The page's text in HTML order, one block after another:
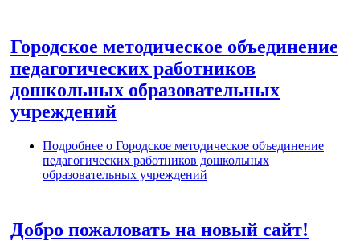
Городское методическое объединение
педагогических работников
дошкольных образовательных
учреждений
Подробнее о Городское методическое объединение
педагогических работников дошкольных
образовательных учреждений
Добро пожаловать на новый сайт!